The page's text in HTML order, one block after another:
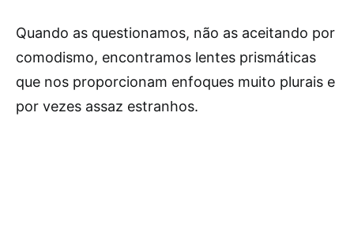
Quando as questionamos, não as aceitando por
comodismo, encontramos lentes prismáticas
que nos proporcionam enfoques muito plurais e
por vezes assaz estranhos.